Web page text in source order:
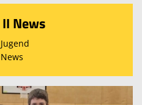
News
News